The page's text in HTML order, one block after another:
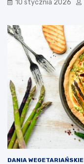
10 stycznia 2026
DANIA WEGETARIAŃSKIE